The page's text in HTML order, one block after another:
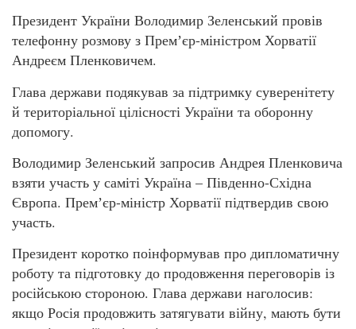
Президент України Володимир Зеленський провів
телефонну розмову з Премʼєр-міністром Хорватії
Андреєм Пленковичем.
Глава держави подякував за підтримку суверенітету
й територіальної цілісності України та оборонну
допомогу.
Володимир Зеленський запросив Андрея Пленковича
взяти участь у саміті Україна – Південно-Східна
Європа. Премʼєр-міністр Хорватії підтвердив свою
участь.
Президент коротко поінформував про дипломатичну
роботу та підготовку до продовження переговорів із
російською стороною. Глава держави наголосив:
якщо Росія продовжить затягувати війну, мають бути